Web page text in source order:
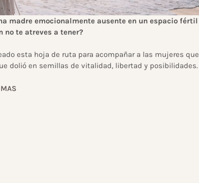
madre emocionalmente ausente en un espacio fértil
no te atreves a tener?
esta hoja de ruta para acompañar a las mujeres que
dolió en semillas de vitalidad, libertad y posibilidades.